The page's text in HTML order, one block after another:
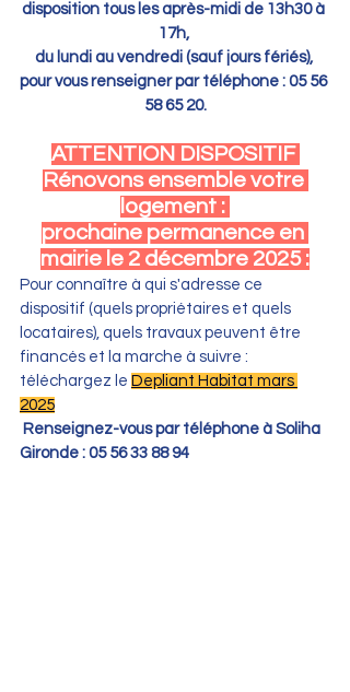
disposition tous les après-midi de 13h30 à
17h,
du lundi au vendredi (sauf jours fériés),
pour vous renseigner par téléphone : 05 56
58 65 20.
ATTENTION DISPOSITIF
Rénovons ensemble votre
logement :
prochaine permanence en
mairie le 2 décembre 2025 :
Pour connaître à qui s'adresse ce
dispositif (quels propriétaires et quels
locataires), quels travaux peuvent être
financés et la marche à suivre :
téléchargez le Depliant Habitat mars
2025
Renseignez-vous par téléphone à Soliha
Gironde : 05 56 33 88 94